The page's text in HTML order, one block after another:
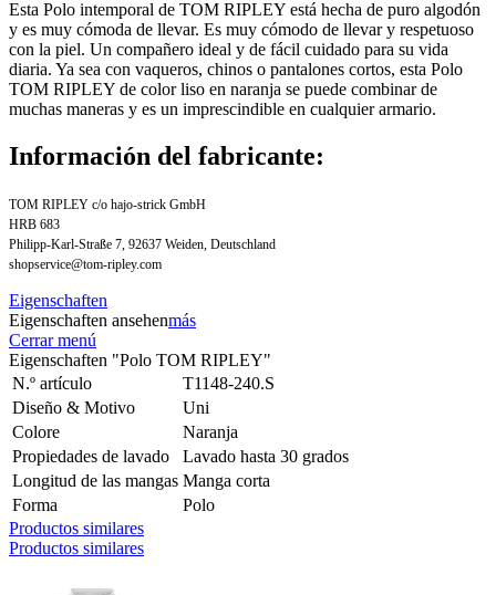
Esta Polo intemporal de TOM RIPLEY está hecha de puro algodón
y es muy cómoda de llevar. Es muy cómodo de llevar y respetuoso
con la piel. Un compañero ideal y de fácil cuidado para su vida
diaria. Ya sea con vaqueros, chinos o pantalones cortos, esta Polo
TOM RIPLEY de color liso en naranja se puede combinar de
muchas maneras y es un imprescindible en cualquier armario.
Información del fabricante:
TOM RIPLEY c/o hajo-strick GmbH
HRB 683
Philipp-Karl-Straße 7, 92637 Weiden, Deutschland
shopservice@tom-ripley.com
Eigenschaften
Eigenschaften ansehenmás
Cerrar menú
Eigenschaften "Polo TOM RIPLEY"
N.º artículo
T1148-240.S
Diseño & Motivo
Uni
Colore
Naranja
Propiedades de lavado
Lavado hasta 30 grados
Longitud de las mangas Manga corta
Forma
Polo
Productos similares
Productos similares